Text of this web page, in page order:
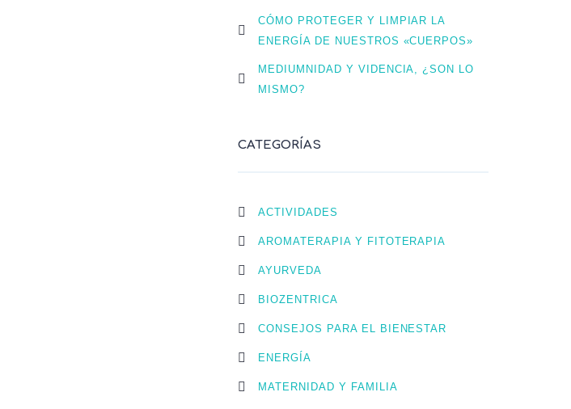
CÓMO PROTEGER Y LIMPIAR LA
ENERGÍA DE NUESTROS «CUERPOS»
MEDIUMNIDAD Y VIDENCIA, ¿SON LO
MISMO?
CATEGORÍAS
ACTIVIDADES
AROMATERAPIA Y FITOTERAPIA
AYURVEDA
BIOZENTRICA
CONSEJOS PARA EL BIENESTAR
ENERGÍA
MATERNIDAD Y FAMILIA